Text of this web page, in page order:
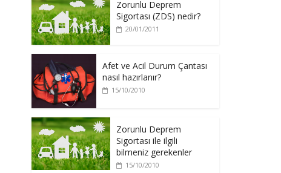
Zorunlu Deprem
Sigortası (ZDS) nedir?
20/01/2011
Afet ve Acil Durum Çantası
nasıl hazırlanır?
15/10/2010
Zorunlu Deprem
Sigortası ile ilgili
bilmeniz gerekenler
15/10/2010